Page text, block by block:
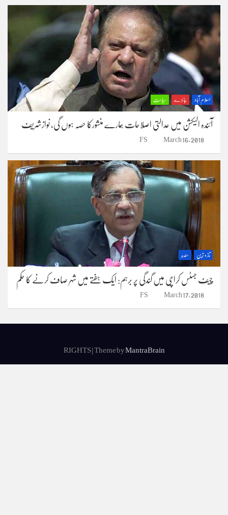
اسلام آباد جائزے سیاست
آئندہ الیکشن میں عدالتی اصلاحات ہمارے منشورکا حصہ ہوں گی، نوازشریف
March 16, 2018
FS
تازہ ترین سندھ
چیف جسٹس کراچی میں گندگی پر برہم: ایک ہفتے میں شہر صاف کرنے کا حکم
March 17, 2018
FS
RIGHTS | Theme byMantraBrain